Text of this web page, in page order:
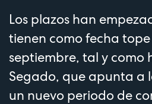
Los plazos han
tienen como fecha tope
septiembre, tal y como
Segado, que apunta a
un nuevo periodo de